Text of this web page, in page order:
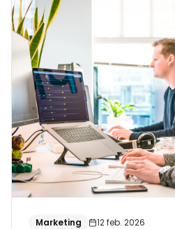
Marketing 12 feb. 2026